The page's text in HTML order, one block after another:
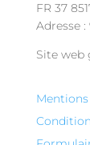
FR 37
Adresse
Site web